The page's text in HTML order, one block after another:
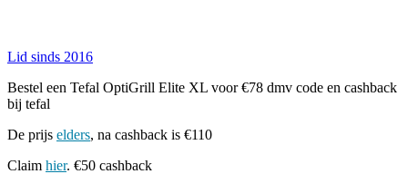
Lid sinds 2016
Bestel een Tefal OptiGrill Elite XL voor €78 dmv code en cashback
bij tefal
De prijs elders, na cashback is €110
Claim hier. €50 cashback